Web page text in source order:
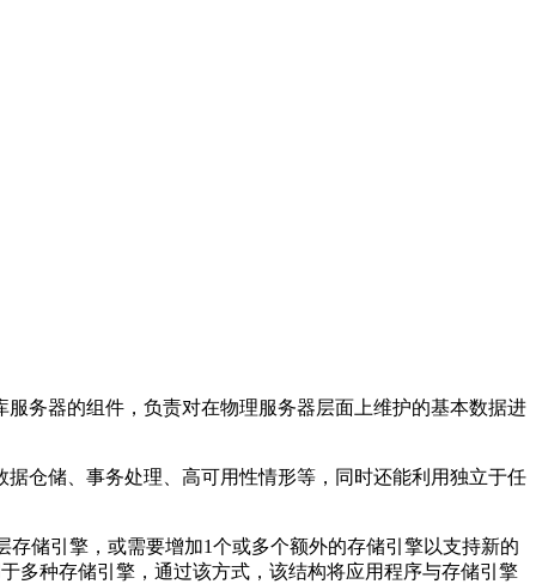
务器的组件，负责对在物理服务器层面上维护的基本数据进
仓储、事务处理、高可用性情形等，同时还能利用独立于任
存储引擎，或需要增加1个或多个额外的存储引擎以支持新的
多种存储引擎，通过该方式，该结构将应用程序与存储引擎